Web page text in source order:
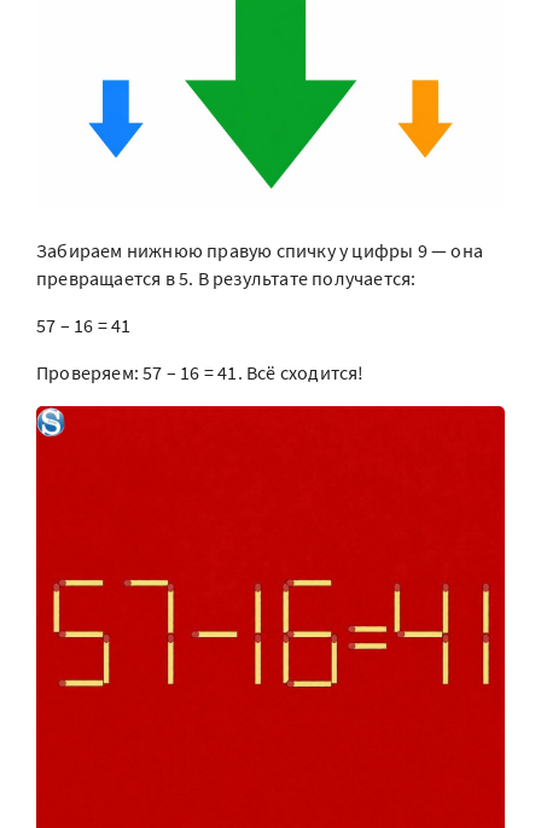
Забираем нижнюю правую спичку у цифры 9 — она
превращается в 5. В результате получается:
57 – 16 = 41
Проверяем: 57 – 16 = 41. Всё сходится!